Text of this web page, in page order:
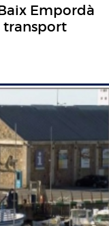
Empordà
transport